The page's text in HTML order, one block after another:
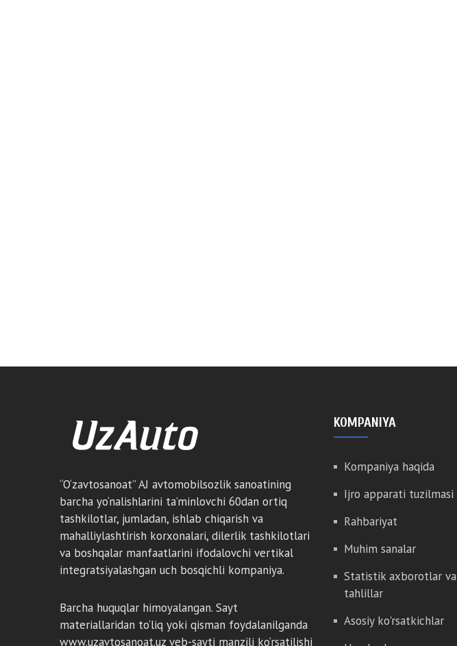
“O‘zavtosanoat” AJ avtomobilsozlik sanoatining
barcha yo‘nalishlarini ta’minlovchi 60dan ortiq
tashkilotlar, jumladan, ishlab chiqarish va
mahalliylashtirish korxonalari, dilerlik tashkilotlari
va boshqalar manfaatlarini ifodalovchi vertikal
integratsiyalashgan uch bosqichli kompaniya.
Barcha huquqlar himoyalangan. Sayt
materiallaridan to‘liq yoki qisman foydalanilganda
www.uzavtosanoat.uz veb-sayti manzili ko‘rsatilishi
KOMPANIYA
Kompaniya haqida
Ijro apparati tuzilmasi
Rahbariyat
Muhim sanalar
Statistik axborotlar va
tahlillar
Asosiy ko'rsatkichlar